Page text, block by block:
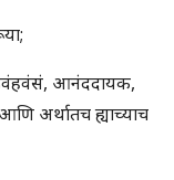
हवंहवंसं, आनंददायक,
अर्थातच ह्याच्याच